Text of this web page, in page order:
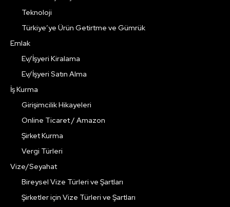
Teknoloji
Türkiye’ye Ürün Getirtme ve Gümrük
Emlak
Ev/İşyeri Kiralama
Ev/İşyeri Satın Alma
İş Kurma
Girişimcilik Hikayeleri
Online Ticaret / Amazon
Şirket Kurma
Vergi Türleri
Vize/Seyahat
Bireysel Vize Türleri ve Şartları
Şirketler için Vize Türleri ve Şartları